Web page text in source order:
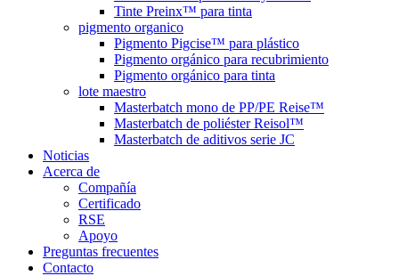
Tinte Preinx™ para tinta
pigmento organico
Pigmento Pigcise™ para plástico
Pigmento orgánico para recubrimiento
Pigmento orgánico para tinta
lote maestro
Masterbatch mono de PP/PE Reise™
Masterbatch de poliéster Reisol™
Masterbatch de aditivos serie JC
Noticias
Acerca de
Compañía
Certificado
RSE
Apoyo
Preguntas frecuentes
Contacto